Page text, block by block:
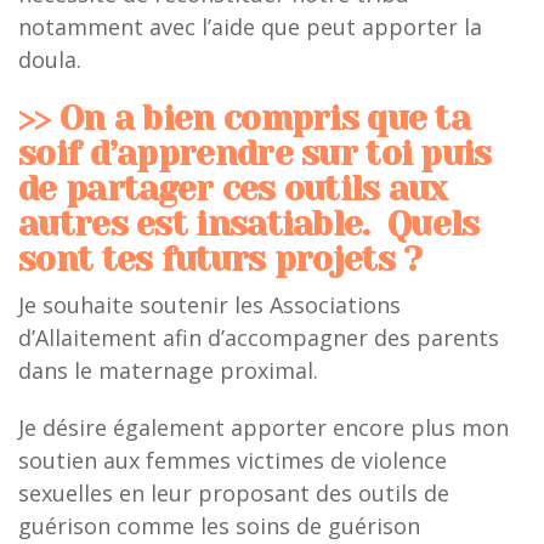
notamment avec l’aide que peut apporter la
doula.
>> On a bien compris que ta
soif d’apprendre sur toi puis
de partager ces outils aux
autres est insatiable. Quels
sont tes futurs projets ?
Je souhaite soutenir les Associations
d’Allaitement afin d’accompagner des parents
dans le maternage proximal.
Je désire également apporter encore plus mon
soutien aux femmes victimes de violence
sexuelles en leur proposant des outils de
guérison comme les soins de guérison